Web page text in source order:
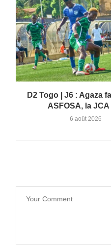
D2 Togo | J6 : Agaza
ASFOSA, la JCA
6 août 2026